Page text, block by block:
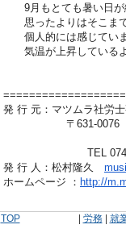
9月もとても暑い日が
思ったよりはそこまで
個人的には感じていま
気温が上昇しているよ
発 行 元：マツムラ社労
〒631-0076 奈良
TEL 0742-
発 行 人：松村隆久
ホームページ ： http://
TOP| 労務 | 就